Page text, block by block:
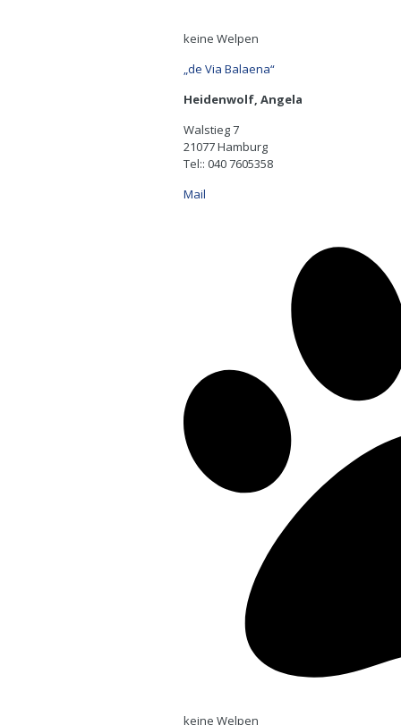
keine Welpen
„de Via Balaena“
Heidenwolf, Angela
Walstieg 7
21077 Hamburg
Tel:: 040 7605358
Mail
keine Welpen